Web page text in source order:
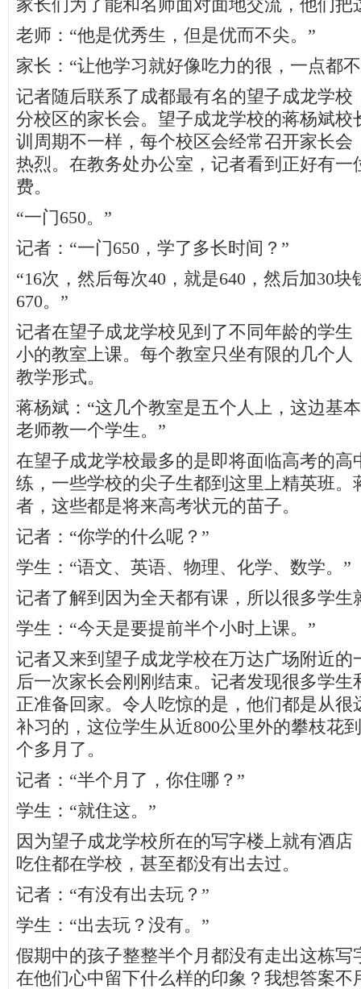
家长们为了能和名师面对面地交流，他们把
老师：“他是优秀生，但是优而不尖。”
家长：“让他学习就好像吃力的很，一点都
记者随后联系了成都最有名的望子成龙学校
分校区的家长会。望子成龙学校的蒋杨斌校
训周期不一样，每个校区会经常召开家长会
热烈。在教务处办公室，记者看到正好有一
费。
“一门650。”
记者：“一门650，学了多长时间？”
“16次，然后每次40，就是640，然后加30
670。”
记者在望子成龙学校见到了不同年龄的学生
小的教室上课。每个教室只坐有限的几个人
教学形式。
蒋杨斌：“这几个教室是五个人上，这边基
老师教一个学生。”
在望子成龙学校最多的是即将面临高考的高
练，一些学校的尖子生都到这里上精英班。
者，这些都是将来高考状元的苗子。
记者：“你学的什么呢？”
学生：“语文、英语、物理、化学、数学。”
记者了解到因为全天都有课，所以很多学生
学生：“今天是要提前半个小时上课。”
记者又来到望子成龙学校在万达广场附近的
后一次家长会刚刚结束。记者发现很多学生
正准备回家。令人吃惊的是，他们都是从很
补习的，这位学生从近800公里外的攀枝花
个多月了。
记者：“半个月了，你住哪？”
学生：“就住这。”
因为望子成龙学校所在的写字楼上就有酒店
吃住都在学校，甚至都没有出去过。
记者：“有没有出去玩？”
学生：“出去玩？没有。”
假期中的孩子整整半个月都没有走出这栋写
在他们心中留下什么样的印象？我想答案不